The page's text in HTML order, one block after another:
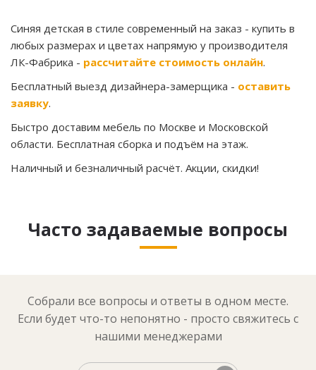
Синяя детская в стиле современный на заказ - купить в
любых размерах и цветах напрямую у производителя
ЛК-Фабрика - рассчитайте стоимость онлайн.
Бесплатный выезд дизайнера-замерщика - оставить
заявку.
Быстро доставим мебель по Москве и Московской
области. Бесплатная сборка и подъём на этаж.
Наличный и безналичный расчёт. Акции, скидки!
Часто задаваемые вопросы
Собрали все вопросы и ответы в одном месте.
Если будет что-то непонятно - просто свяжитесь с
нашими менеджерами